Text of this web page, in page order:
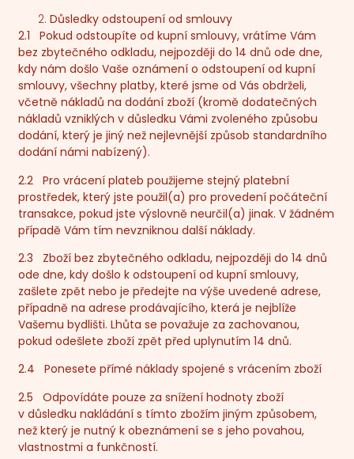
Důsledky odstoupení od smlouvy
2.1 Pokud odstoupíte od kupní smlouvy, vrátíme Vám
bez zbytečného odkladu, nejpozději do 14 dnů ode dne,
kdy nám došlo Vaše oznámení o odstoupení od kupní
smlouvy, všechny platby, které jsme od Vás obdrželi,
včetně nákladů na dodání zboží (kromě dodatečných
nákladů vzniklých v důsledku Vámi zvoleného způsobu
dodání, který je jiný než nejlevnější způsob standardního
dodání námi nabízený).
2.2 Pro vrácení plateb použijeme stejný platební
prostředek, který jste použil(a) pro provedení počáteční
transakce, pokud jste výslovně neurčil(a) jinak. V žádném
případě Vám tím nevzniknou další náklady.
2.3 Zboží bez zbytečného odkladu, nejpozději do 14 dnů
ode dne, kdy došlo k odstoupení od kupní smlouvy,
zašlete zpět nebo je předejte na výše uvedené adrese,
případně na adrese prodávajícího, která je nejblíže
Vašemu bydlišti. Lhůta se považuje za zachovanou,
pokud odešlete zboží zpět před uplynutím 14 dnů.
2.4 Ponesete přímé náklady spojené s vrácením zboží
2.5 Odpovídáte pouze za snížení hodnoty zboží
v důsledku nakládání s tímto zbožím jiným způsobem,
než který je nutný k obeznámení se s jeho povahou,
vlastnostmi a funkčností.